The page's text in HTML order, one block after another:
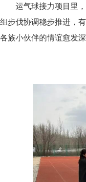
运气球接力项目里
组步伐协调稳步推进，
各族小伙伴的情谊愈发深